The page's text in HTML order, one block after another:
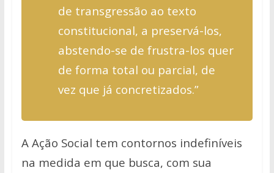
de transgressão ao texto
constitucional, a preservá-los,
abstendo-se de frustra-los quer
de forma total ou parcial, de
vez que já concretizados.”
A Ação Social tem contornos indefiníveis
na medida em que busca, com sua